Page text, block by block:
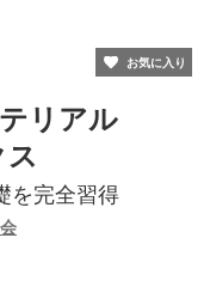
リアル
を完全習得
お気に入り